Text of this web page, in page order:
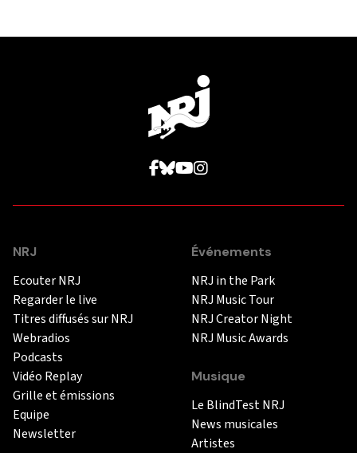
NRJ
Ecouter NRJ
Regarder le live
Titres diffusés sur NRJ
Webradios
Podcasts
Vidéo Replay
Grille et émissions
Equipe
Newsletter
Événements
NRJ in the Park
NRJ Music Tour
NRJ Creator Night
NRJ Music Awards
Musique
Le BlindTest NRJ
News musicales
Artistes